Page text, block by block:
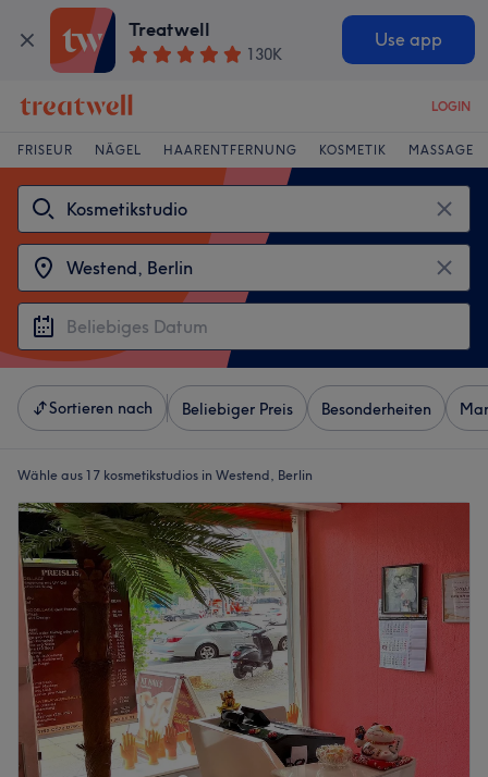
Treatwell
130K
Use app
LOGIN
FRISEUR NÄGEL HAARENTFERNUNG KOSMETIK MASSAGE
Sortieren nach Beliebiger Preis Besonderheiten
Wähle aus 17 kosmetikstudios in Westend, Berlin